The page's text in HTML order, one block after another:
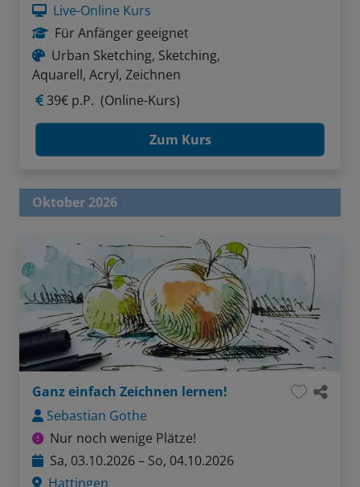
Live-Online Kurs
Für Anfänger geeignet
Urban Sketching, Sketching,
Aquarell, Acryl, Zeichnen
39€ p.P. (Online-Kurs)
Zum Kurs
Oktober 2026
Ganz einfach Zeichnen lernen!
Sebastian Gothe
Nur noch wenige Plätze!
Sa, 03.10.2026 – So, 04.10.2026
Hattingen